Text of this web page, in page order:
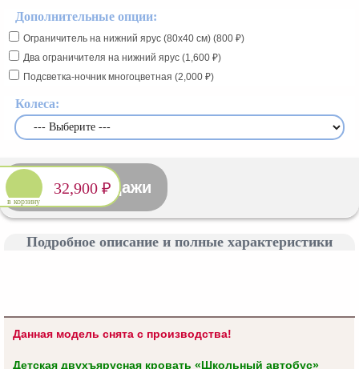
Дополнительные опции:
Ограничитель на нижний ярус (80x40 см) (800 ₽)
Два ограничителя на нижний ярус (1,600 ₽)
Подсветка-ночник многоцветная (2,000 ₽)
Колеса:
в корзину
32,900 ₽
Снято с продажи
Подробное описание и полные характеристики
Данная модель снята с производства!
Детская двухъярусная кровать «Школьный автобус»